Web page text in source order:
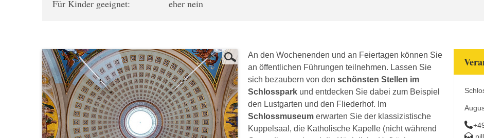
Für Kinder geeignet:
eher nein
An den Wochenenden und an Feiertagen können Sie
an öffentlichen Führungen teilnehmen. Lassen Sie
sich bezaubern von den schönsten Stellen im
Schlosspark und entdecken Sie dabei zum Beispiel
den Lustgarten und den Fliederhof. Im
Schlossmuseum erwarten Sie der klassizistische
Kuppelsaal, die Katholische Kapelle (nicht während